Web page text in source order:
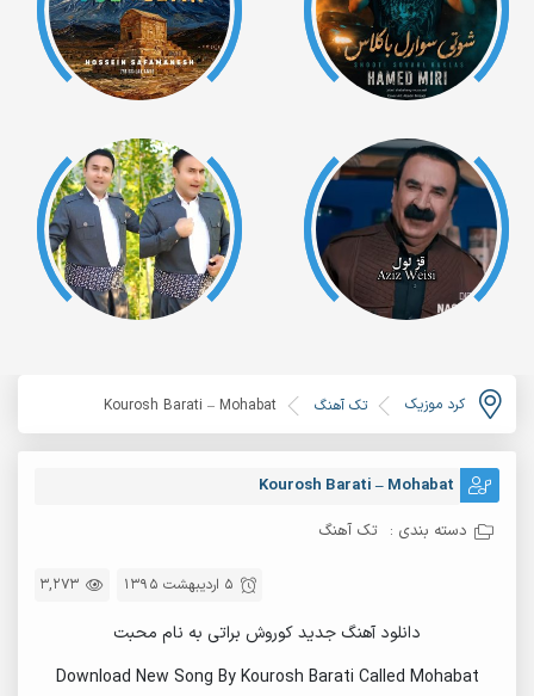
کرد موزیک تک آهنگ Kourosh Barati – Mohabat
Kourosh Barati – Mohabat
دسته بندی : تک آهنگ
3,273 5 اردیبهشت 1395
دانلود آهنگ جدید کوروش براتی به نام محبت
Download New Song By Kourosh Barati Called Mohabat